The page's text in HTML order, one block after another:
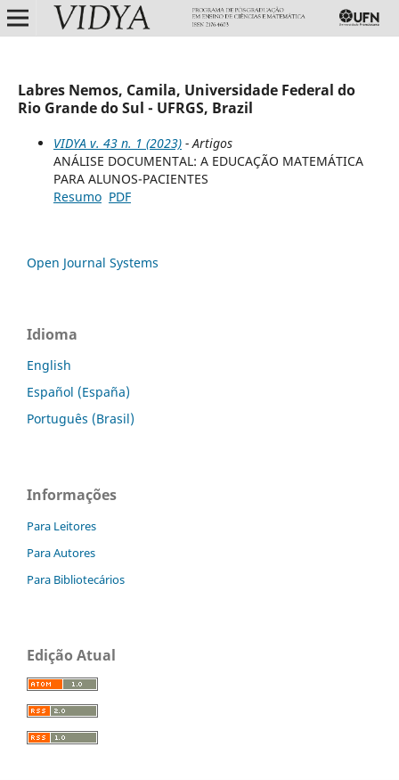
Labres Nemos, Camila, Universidade Federal do
Rio Grande do Sul - UFRGS, Brazil
VIDYA v. 43 n. 1 (2023)- Artigos
ANÁLISE DOCUMENTAL: A EDUCAÇÃO MATEMÁTICA
PARA ALUNOS-PACIENTES
Resumo PDF
Open Journal Systems
Idioma
English
Español (España)
Português (Brasil)
Informações
Para Leitores
Para Autores
Para Bibliotecários
Edição Atual